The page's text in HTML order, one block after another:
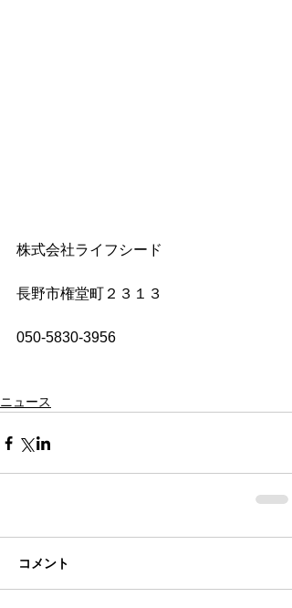
株式会社ライフシード
長野市権堂町２３１３
050-5830-3956
ニュース
コメント